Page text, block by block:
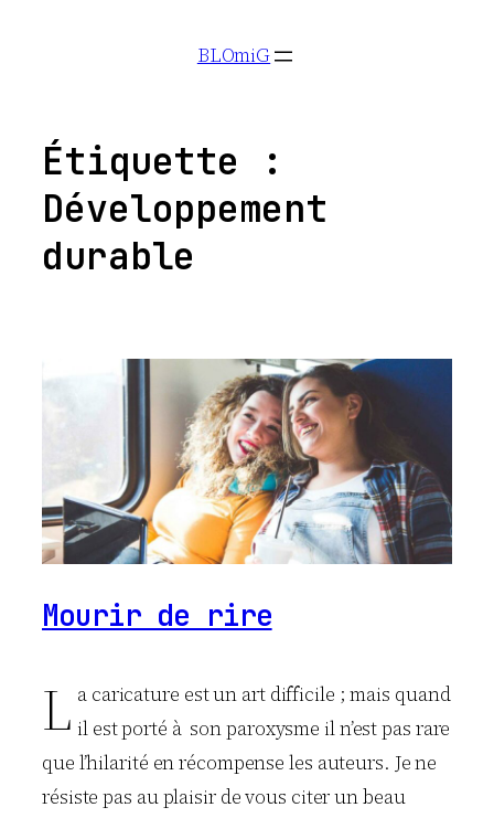
BLOmiG
Étiquette :
Développement
durable
Mourir de rire
L a caricature est un art difficile ; mais quand
il est porté à son paroxysme il n’est pas rare
que l’hilarité en récompense les auteurs. Je ne
résiste pas au plaisir de vous citer un beau